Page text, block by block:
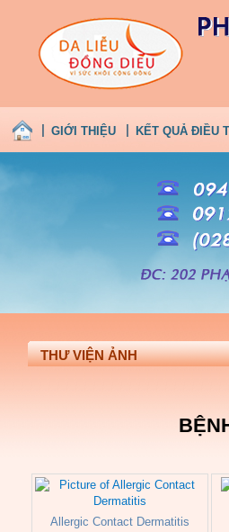
GIỚI THIỆU KẾT QUẢ ĐIỀU
THƯ VIỆN ẢNH
Allergic Contact Dermatitis